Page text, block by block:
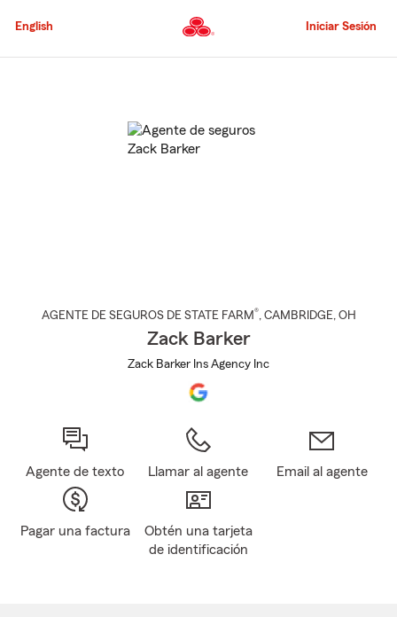
al
principal
English Iniciar Sesión
AGENTE DE SEGUROS DE STATE FARM®, CAMBRIDGE, OH
Zack Barker
Zack Barker Ins Agency Inc
Agente de texto Llamar al agente Email al agente
Pagar una factura
Obtén una tarjeta
de identificación